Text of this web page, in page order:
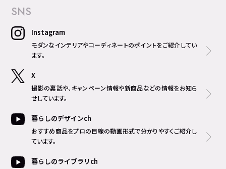
SNS
Instagram
モダンなインテリアやコーディネートのポイントをご紹介してい
ます。
X
撮影の裏話や、キャンペーン情報や新商品などの情報をお知ら
せしています。
暮らしのデザインch
おすすめ商品をプロの目線の動画形式で分かりやすくご紹介し
ています。
暮らしのライブラリch